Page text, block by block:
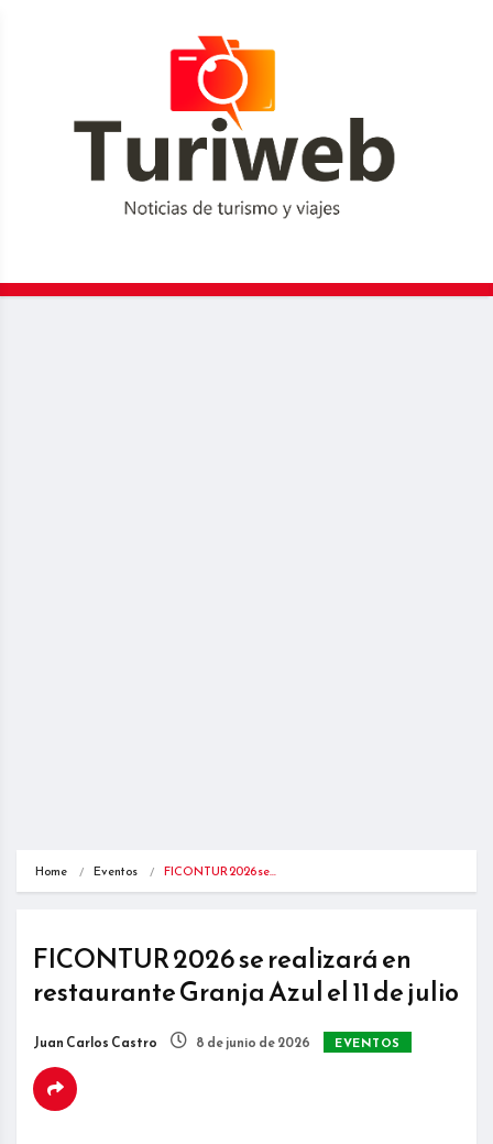
Home Eventos FICONTUR 2026 se…
FICONTUR 2026 se realizará en
restaurante Granja Azul el 11 de julio
Juan Carlos Castro 8 de junio de 2026 EVENTOS